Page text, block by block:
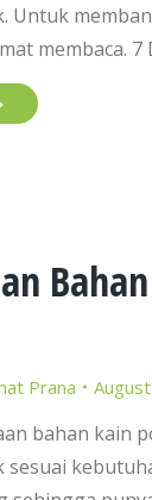
Untuk
membaca.
Prana
bahan kain
sesuai